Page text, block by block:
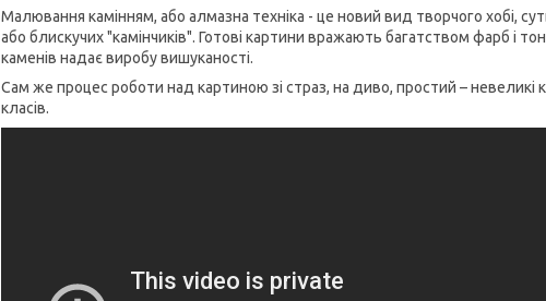
Малювання камінням, або алмазна техніка - це новий вид творчого хобі,
або блискучих "камінчиків". Готові картини вражають багатством фарб і
каменів надає виробу вишуканості.
Сам же процес роботи над картиною зі страз, на диво, простий –
класів.